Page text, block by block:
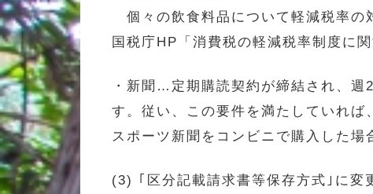
個々の飲食料品について軽減税率の
国税庁HP「消費税の軽減税率制度に
・新聞…定期購読契約が締結され、
す。従い、この要件を満たしていれ
スポーツ新聞をコンビニで購入した場
(3) ｢区分記載請求書等保存方式｣に変